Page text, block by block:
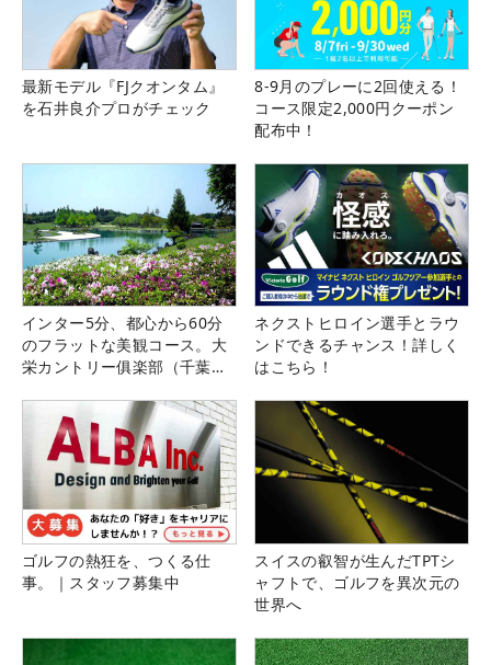
最新モデル『FJクオンタム』
を石井良介プロがチェック
8-9月のプレーに2回使える！
コース限定2,000円クーポン
配布中！
インター5分、都心から60分
のフラットな美観コース。大
栄カントリー俱楽部（千葉
ネクストヒロイン選手とラウ
ンドできるチャンス！詳しく
はこちら！
ゴルフの熱狂を、つくる仕
事。｜スタッフ募集中
スイスの叡智が生んだTPTシ
ャフトで、ゴルフを異次元の
世界へ